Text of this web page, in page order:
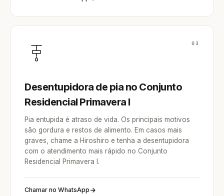
03
Desentupidora de pia no Conjunto
Residencial Primavera I
Pia entupida é atraso de vida. Os principais motivos
são gordura e restos de alimento. Em casos mais
graves, chame a Hiroshiro e tenha a desentupidora
com o atendimento mais rápido no Conjunto
Residencial Primavera I.
Chamar no WhatsApp